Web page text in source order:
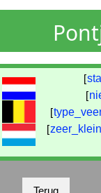
[
[
[
[zeer_klein